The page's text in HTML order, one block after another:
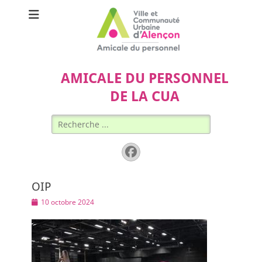
AMICALE DU PERSONNEL
DE LA CUA
Rechercher :
Facebook
OIP
Posted10 octobre 2024